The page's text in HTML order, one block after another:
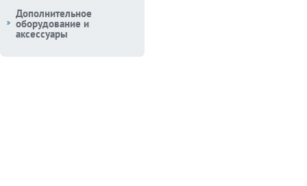
Дополнительное
оборудование и
аксессуары